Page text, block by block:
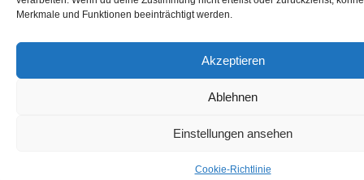
Merkmale und Funktionen beeinträchtigt werden.
Akzeptieren
Ablehnen
Einstellungen ansehen
Cookie-Richtlinie